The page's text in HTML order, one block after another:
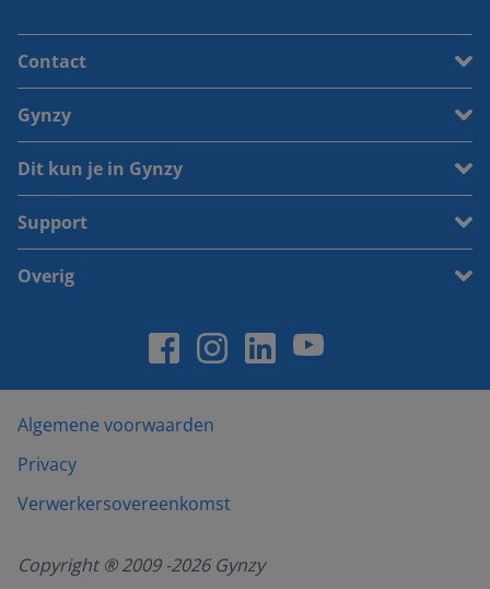
Contact
Gynzy
Dit kun je in Gynzy
Support
Overig
Algemene voorwaarden
Privacy
Verwerkersovereenkomst
Copyright ® 2009 -2026Gynzy